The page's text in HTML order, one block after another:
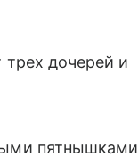
дочерей и
пятнышками